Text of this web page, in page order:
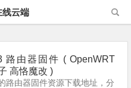
线云端
路由器固件 ( OpenWRT
高恪魔改 )
路由器固件资源下载地址，分